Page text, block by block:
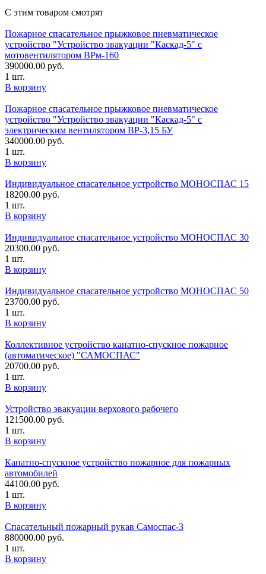
С этим товаром смотрят
Пожарное спасательное прыжковое пневматическое
устройство "Устройство эвакуации "Каскад-5" с
мотовентилятором ВРм-160
390000.00 руб.
1 шт.
В корзину
Пожарное спасательное прыжковое пневматическое
устройство "Устройство эвакуации "Каскад-5" с
электрическим вентилятором ВР-3,15 БУ
340000.00 руб.
1 шт.
В корзину
Индивидуальное спасательное устройство МОНОСПАС 15
18200.00 руб.
1 шт.
В корзину
Индивидуальное спасательное устройство МОНОСПАС 30
20300.00 руб.
1 шт.
В корзину
Индивидуальное спасательное устройство МОНОСПАС 50
23700.00 руб.
1 шт.
В корзину
Коллективное устройство канатно-спускное пожарное
(автоматическое) "САМОСПАС"
20700.00 руб.
1 шт.
В корзину
Устройство эвакуации верхового рабочего
121500.00 руб.
1 шт.
В корзину
Канатно-спускное устройство пожарное для пожарных
автомобилей
44100.00 руб.
1 шт.
В корзину
Спасательный пожарный рукав Самоспас-3
880000.00 руб.
1 шт.
В корзину